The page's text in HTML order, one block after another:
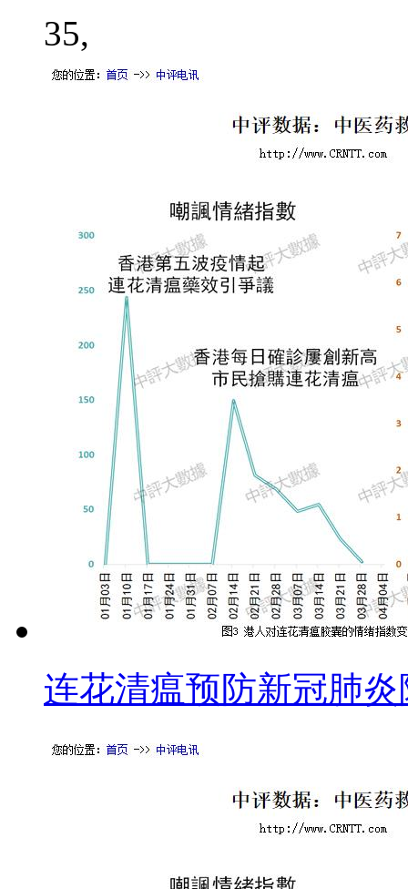
35,
连花清瘟预防新冠肺